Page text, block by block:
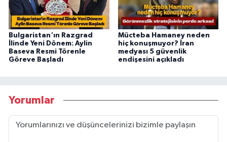
Bulgaristan'ın Razgrad
İlinde Yeni Dönem: Aylin
Baseva Resmi Törenle
Göreve Başladı
Mücteba Hamaney neden
hiç konuşmuyor? İran
medyası 5 güvenlik
endişesini açıkladı
Yorumlar